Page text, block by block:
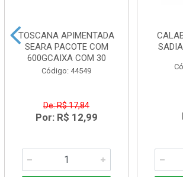
TOSCANA APIMENTADA
SEARA PACOTE COM
600GCAIXA COM 30
Código: 44549
De: R$ 17,84
Por: R$ 12,99